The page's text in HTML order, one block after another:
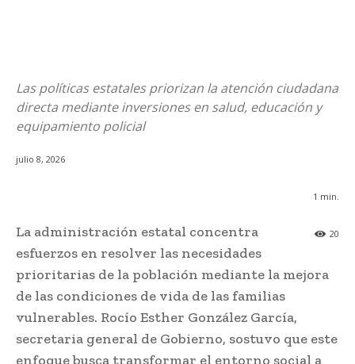
Las políticas estatales priorizan la atención ciudadana
directa mediante inversiones en salud, educación y
equipamiento policial
julio 8, 2026
1 min.
20
La administración estatal concentra
esfuerzos en resolver las necesidades
prioritarias de la población mediante la mejora
de las condiciones de vida de las familias
vulnerables. Rocío Esther González García,
secretaria general de Gobierno, sostuvo que este
enfoque busca transformar el entorno social a